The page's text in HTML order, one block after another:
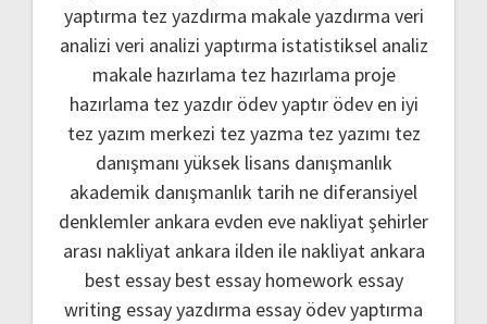
yaptırma tez yazdırma makale yazdırma veri
analizi veri analizi yaptırma istatistiksel analiz
makale hazırlama tez hazırlama proje
hazırlama tez yazdır ödev yaptır ödev en iyi
tez yazım merkezi tez yazma tez yazımı tez
danışmanı yüksek lisans danışmanlık
akademik danışmanlık tarih ne diferansiyel
denklemler ankara evden eve nakliyatşehirler
arası nakliyat ankara ilden ile nakliyat ankara
best essay best essay homework essay
writing essay yazdırma essay ödev yaptırma